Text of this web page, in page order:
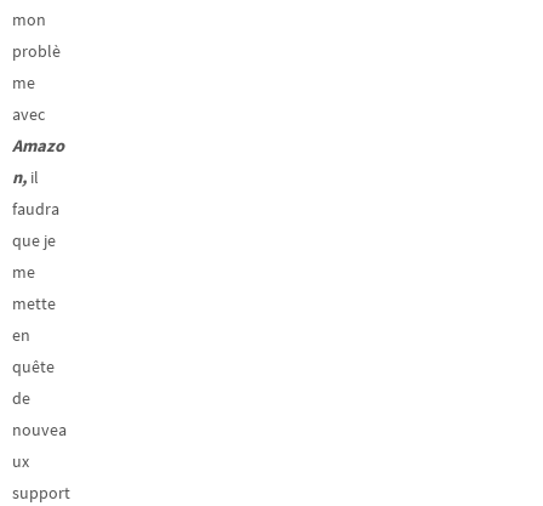
mon
problè
me
avec
Amazo
n, il
faudra
que je
me
mette
en
quête
de
nouvea
ux
support